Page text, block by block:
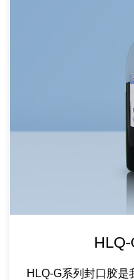
HLQ-G系列封口胶